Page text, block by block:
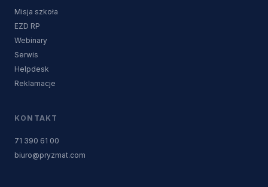
Misja szkoła
EZD RP
Webinary
Serwis
Helpdesk
Reklamacje
KONTAKT
71 390 61 00
biuro@pryzmat.com